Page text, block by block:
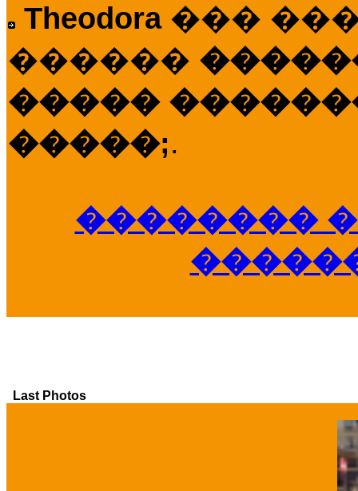
Theodora ���
������
�����
�����;.
��������
Last Photos